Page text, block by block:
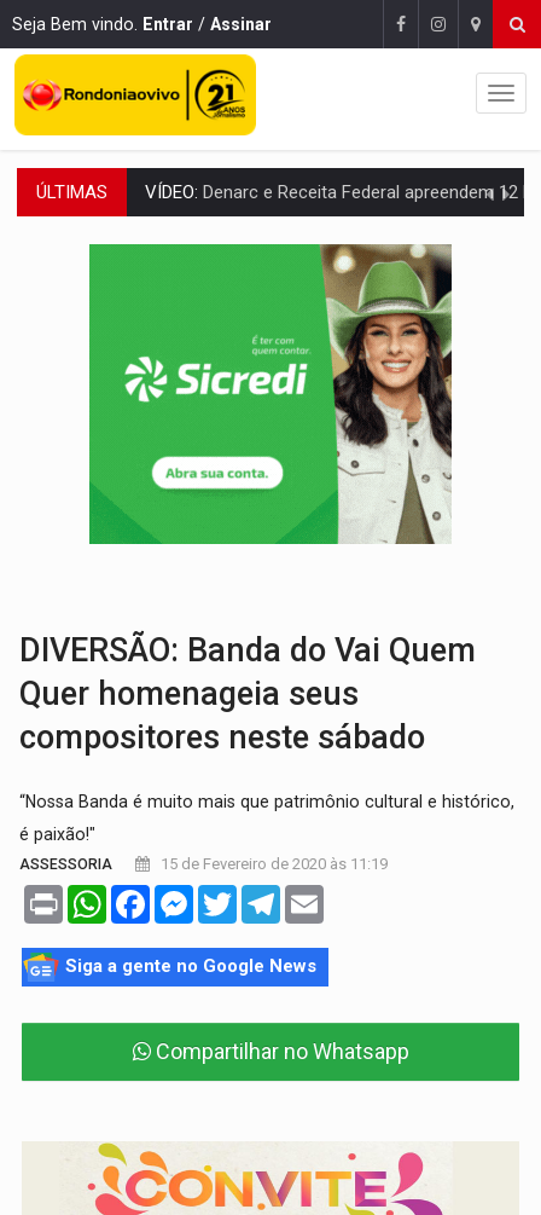
Seja Bem vindo. Entrar / Assinar
ÚLTIMAS OPERAÇÃO DA PC:Membros do CV são presos com armas e drogas após
ENTRADA GRATUITA:Espetáculo As Marias Somos Nós será
Três são presos após furto de motocicleta em frente
CELEBRAÇÃO:Cerejeiras completa 43 anos de emancipação com
SAÚDE:Anvisa desmente boato sobre presença de plástico ou
Pitbulls fogem de residência e atacam casal de idosos
AÇÃO CONJUNTA: Forças policiais apreendem cerca de 1kg de
PF ESTÁ APURANDO: Flávio Bolsonaro escolhe Alfredo Gaspar como vice, alvo de
DIVERSÃO: Banda do Vai Quem
Quer homenageia seus
compositores neste sábado
“Nossa Banda é muito mais que patrimônio cultural e histórico,
é paixão!"
ASSESSORIA 15 de Fevereiro de 2020 às 11:19
Print WhatsAppFacebookMessenger
TwitterTelegram
Siga a gente no Google News
Compartilhar no Whatsapp